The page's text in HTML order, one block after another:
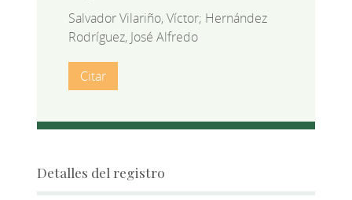
Salvador Vilariño, Víctor; Hernández
Rodríguez, José Alfredo
Citar
Detalles del registro